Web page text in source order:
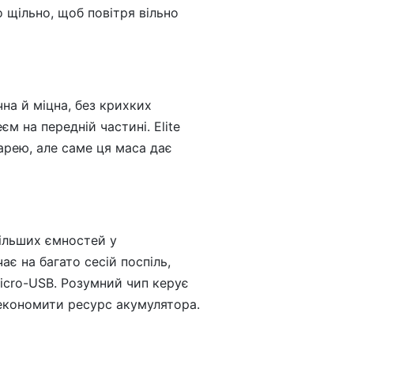
щоб повітря вільно
й міцна, без крихких
на передній частині. Elite
але саме ця маса дає
ємностей у
на багато сесій поспіль,
USB. Розумний чип керує
ресурс акумулятора.